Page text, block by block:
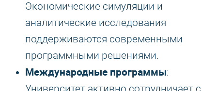
Экономические симуляции и
аналитические исследования
поддерживаются современными
программными решениями.
Международные программы:
Университет активно сотрудничает с